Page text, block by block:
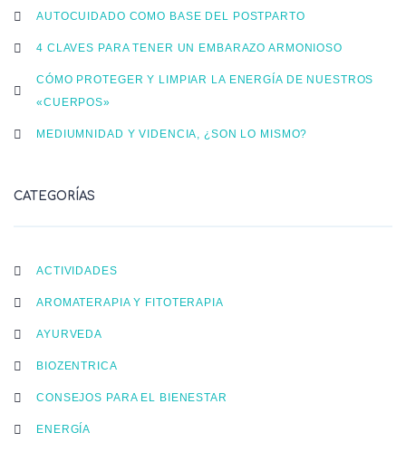
AUTOCUIDADO COMO BASE DEL POSTPARTO
4 CLAVES PARA TENER UN EMBARAZO ARMONIOSO
CÓMO PROTEGER Y LIMPIAR LA ENERGÍA DE NUESTROS
«CUERPOS»
MEDIUMNIDAD Y VIDENCIA, ¿SON LO MISMO?
CATEGORÍAS
ACTIVIDADES
AROMATERAPIA Y FITOTERAPIA
AYURVEDA
BIOZENTRICA
CONSEJOS PARA EL BIENESTAR
ENERGÍA